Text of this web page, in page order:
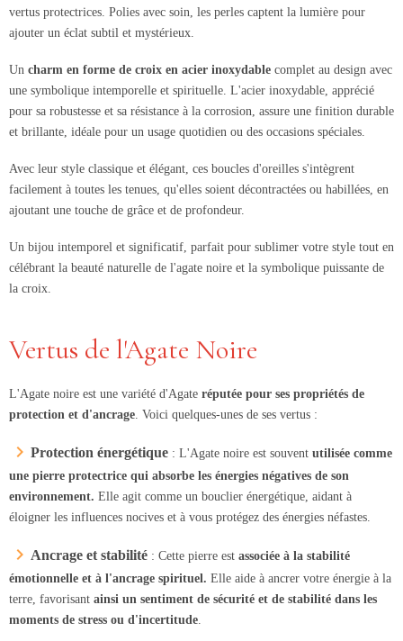
vertus protectrices. Polies avec soin, les perles captent la lumière pour
ajouter un éclat subtil et mystérieux.
Un charm en forme de croix en acier inoxydable complet au design avec
une symbolique intemporelle et spirituelle. L'acier inoxydable, apprécié
pour sa robustesse et sa résistance à la corrosion, assure une finition durable
et brillante, idéale pour un usage quotidien ou des occasions spéciales.
Avec leur style classique et élégant, ces boucles d'oreilles s'intègrent
facilement à toutes les tenues, qu'elles soient décontractées ou habillées, en
ajoutant une touche de grâce et de profondeur.
Un bijou intemporel et significatif, parfait pour sublimer votre style tout en
célébrant la beauté naturelle de l'agate noire et la symbolique puissante de
la croix.
Vertus de l'Agate Noire
L'Agate noire est une variété d'Agate réputée pour ses propriétés de
protection et d'ancrage . Voici quelques-unes de ses vertus :
Protection énergétique : L'Agate noire est souvent utilisée comme
une pierre protectrice qui absorbe les énergies négatives de son
environnement. Elle agit comme un bouclier énergétique, aidant à
éloigner les influences nocives et à vous protégez des énergies néfastes.
Ancrage et stabilité : Cette pierre est associée à la stabilité
émotionnelle et à l'ancrage spirituel. Elle aide à ancrer votre énergie à la
terre, favorisant ainsi un sentiment de sécurité et de stabilité dans les
moments de stress ou d'incertitude